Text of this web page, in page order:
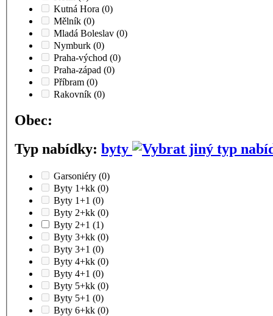
Kutná Hora (0)
Mělník (0)
Mladá Boleslav (0)
Nymburk (0)
Praha-východ (0)
Praha-západ (0)
Příbram (0)
Rakovník (0)
Obec:
Typ nabídky: byty
Garsoniéry (0)
Byty 1+kk (0)
Byty 1+1 (0)
Byty 2+kk (0)
Byty 2+1 (1)
Byty 3+kk (0)
Byty 3+1 (0)
Byty 4+kk (0)
Byty 4+1 (0)
Byty 5+kk (0)
Byty 5+1 (0)
Byty 6+kk (0)